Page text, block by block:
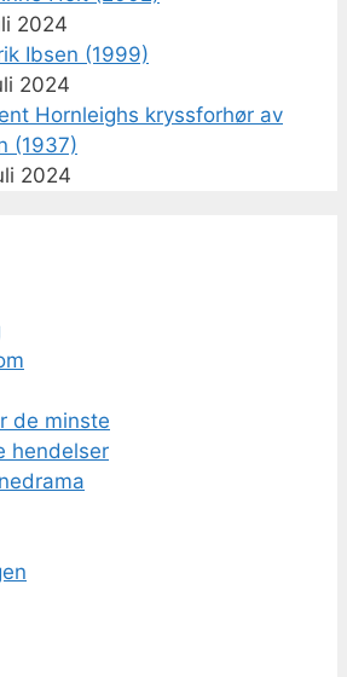
2024
Ibsen (1999)
2024
Hornleighs kryssforhør av
(1937)
2024
de minste
hendelser